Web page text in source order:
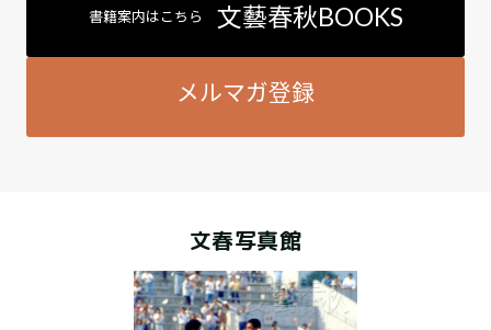
書籍案内はこちら 文藝春秋BOOKS
メルマガ登録
文春写真館